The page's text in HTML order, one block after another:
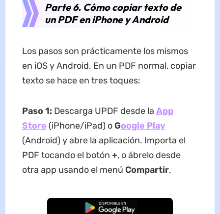
Parte 6. Cómo copiar texto de
un PDF en iPhone y Android
Los pasos son prácticamente los mismos
en iOS y Android. En un PDF normal, copiar
texto se hace en tres toques:
Paso 1: Descarga UPDF desde la App
Store (iPhone/iPad) o Google Play
(Android) y abre la aplicación. Importa el
PDF tocando el botón +, o ábrelo desde
otra app usando el menú Compartir.
Descarga Gratuita